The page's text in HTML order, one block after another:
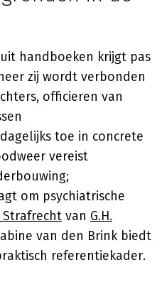
handboeken krijgt pas
zij wordt verbonden
officieren van
toe in concrete
vereist
om psychiatrische
Strafrecht van G.H.
van den Brink biedt
referentiekader.